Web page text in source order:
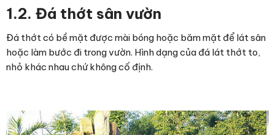
1.2. Đá thớt sân vườn
Đá thớt có bề mặt được mài bóng hoặc băm mặt để lát sân
hoặc làm bước đi trong vườn. Hình dạng của đá lát thớt to,
nhỏ khác nhau chứ không cố định.